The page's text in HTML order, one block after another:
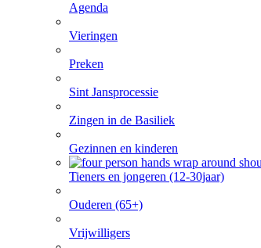
Agenda
Vieringen
Preken
Sint Jansprocessie
Zingen in de Basiliek
Gezinnen en kinderen
Tieners en jongeren (12-30jaar)
Ouderen (65+)
Vrijwilligers